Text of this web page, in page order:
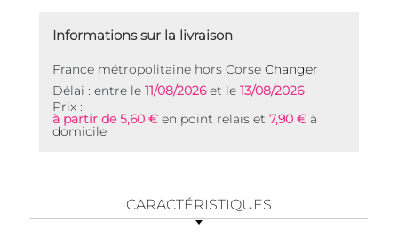
Informations sur la livraison
France métropolitaine hors Corse Changer
Délai : entre le 11/08/2026et le 13/08/2026
Prix :
à partir de 5,60 € en point relais et 7,90 € à
domicile
CARACTÉRISTIQUES